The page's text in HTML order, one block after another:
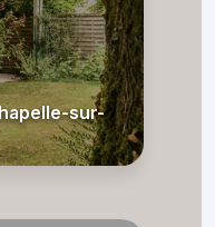
sur-